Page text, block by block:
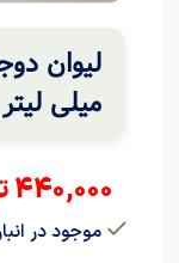
میلی لیتر
440,000
موجود در